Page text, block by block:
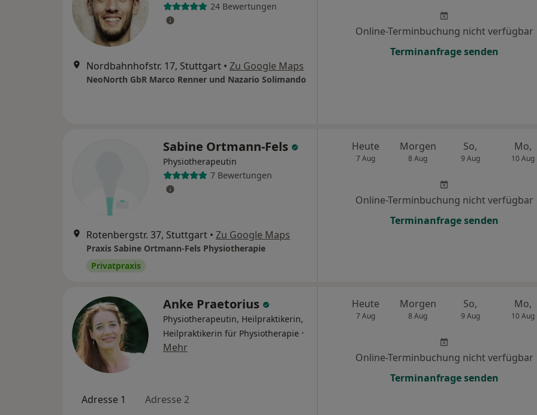
24 Bewertungen
Nordbahnhofstr. 17, Stuttgart • Zu Google Maps
NeoNorth GbR Marco Renner und Nazario Solimando
Online-Terminbuchung nicht verfügbar
Terminanfrage senden
Sabine Ortmann-Fels
Physiotherapeutin
7 Bewertungen
Rotenbergstr. 37, Stuttgart • Zu Google Maps
Praxis Sabine Ortmann-Fels Physiotherapie
Privatpraxis
Heute
7 Aug
Morgen
8 Aug
So,
9 Aug
Mo,
10 Aug
Online-Terminbuchung nicht verfügbar
Terminanfrage senden
Anke Praetorius
Physiotherapeutin, Heilpraktikerin,
Heilpraktikerin für Physiotherapie ·
Mehr
Adresse 1 Adresse 2
Heute
7 Aug
Morgen
8 Aug
So,
9 Aug
Mo,
10 Aug
Online-Terminbuchung nicht verfügbar
Terminanfrage senden